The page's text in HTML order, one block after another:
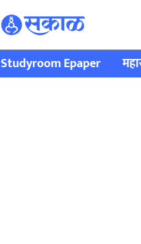
Studyroom Epaper